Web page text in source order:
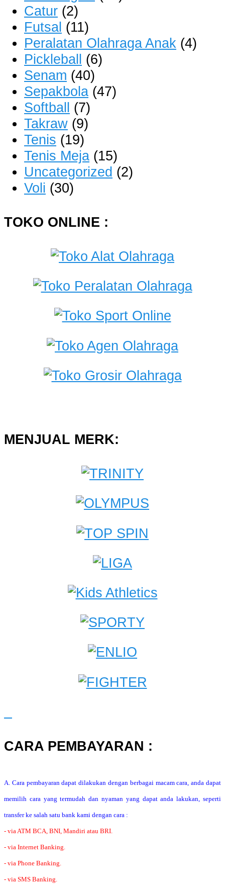
Catur (2)
Futsal (11)
Peralatan Olahraga Anak (4)
Pickleball (6)
Senam (40)
Sepakbola (47)
Softball (7)
Takraw (9)
Tenis (19)
Tenis Meja (15)
Uncategorized (2)
Voli (30)
TOKO ONLINE :
MENJUAL MERK:
CARA PEMBAYARAN :
A. Cara pembayaran dapat dilakukan dengan berbagai macam cara, anda dapat
memilih cara yang termudah dan nyaman yang dapat anda lakukan, seperti
transfer ke salah satu bank kami dengan cara :
- via ATM BCA, BNI, Mandiri atau BRI.
- via Internet Banking.
- via Phone Banking.
- via SMS Banking.